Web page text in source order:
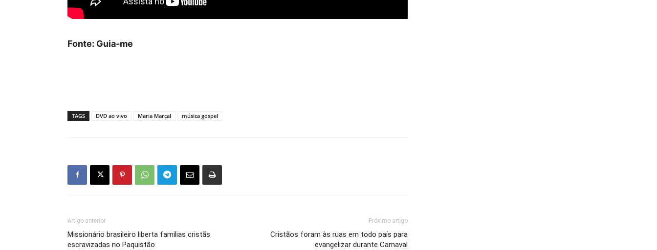
Fonte: Guia-me
TAGS DVD ao vivo Maria Marçal música gospel
Artigo anterior
Missionário brasileiro liberta famílias cristãs
escravizadas no Paquistão
Próximo artigo
Cristãos foram às ruas em todo país para
evangelizar durante Carnaval